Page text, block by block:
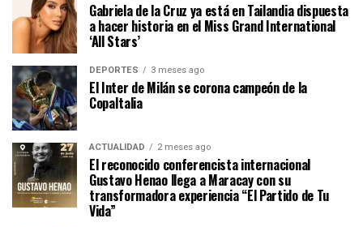
Gabriela de la Cruz ya está en Tailandia dispuesta
a hacer historia en el Miss Grand International
‘All Stars’
DEPORTES 3 meses ago
El Inter de Milán se corona campeón de la
CopaItalia
ACTUALIDAD 2 meses ago
El reconocido conferencista internacional
Gustavo Henao llega a Maracay con su
transformadora experiencia “El Partido de Tu
Vida”